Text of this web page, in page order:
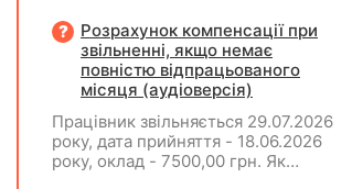
заробітної плати (винагороди), для
розрахунку внеску на підтримку
працевлаштування осіб з
інвалідністю?
Розрахунок компенсації при
звільненні, якщо немає
повністю відпрацьованого
місяця (аудіоверсія)
Працівник звільняється 29.07.2026
року, дата прийняття - 18.06.2026
року, оклад - 7500,00 грн. Як